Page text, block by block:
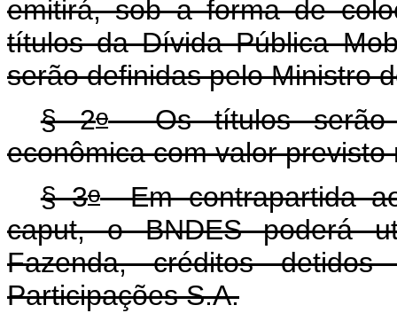
emitirá, sob a forma de
títulos da Dívida Pública
serão definidas pelo Ministro
§ 2oOs títulos serão
econômica com valor previsto
§ 3oEm contrapartida
caput, o BNDES poderá
Fazenda, créditos
Participações S.A.